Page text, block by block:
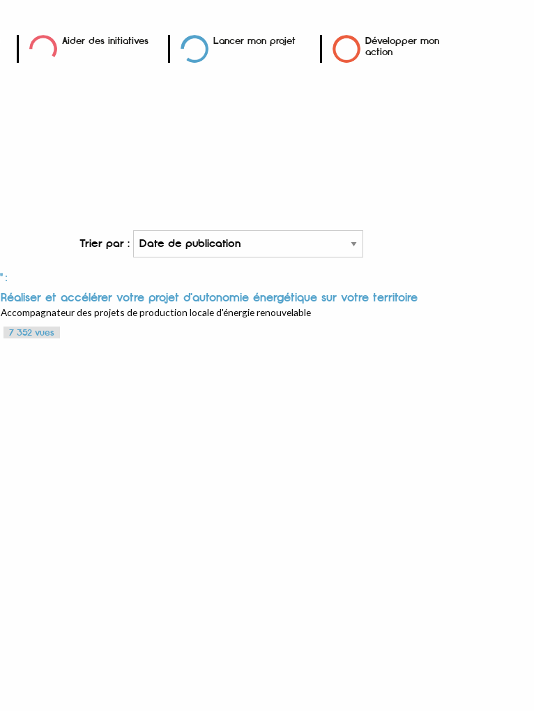
Aider des initiatives Lancer mon projet
Développer mon
action
Trier par :
:
Réaliser et accélérer votre projet d'autonomie énergétique sur votre territoire
Accompagnateur des projets de production locale d'énergie renouvelable
7 352 vues